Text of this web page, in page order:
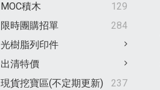
MOC積木
129
限時團購招單
284
光樹脂列印件
出清特價
現貨挖寶區(不定期更新)
237